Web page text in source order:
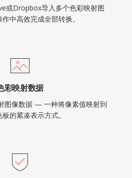
或Dropbox导入多个色彩映射图
中高效完成全部转换。
彩映射数据
图像数据 — 一种将像素值映射到
的紧凑表示方式。